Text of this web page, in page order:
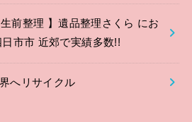
前整理 】遺品整理さくら にお
市市 近郊で実績多数!!
へリサイクル